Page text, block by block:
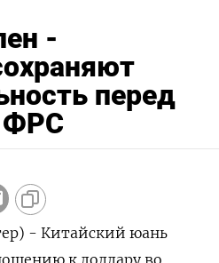
-
перед
ФРС
- Китайский юань
к доллару во